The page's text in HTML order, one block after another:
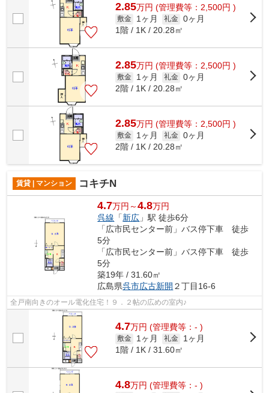
2.85万円 (管理費等：2,500円 )
敷金 1ヶ月 礼金 0ヶ月
1階 / 1K / 20.28㎡
2.85万円 (管理費等：2,500円 )
敷金 1ヶ月 礼金 0ヶ月
2階 / 1K / 20.28㎡
2.85万円 (管理費等：2,500円 )
敷金 1ヶ月 礼金 0ヶ月
2階 / 1K / 20.28㎡
賃貸 | マンション コキチN
4.7万円～4.8万円
呉線 「新広 」駅 徒歩6分
「広市民センター前」バス停下車 徒歩
5分
「広市民センター前」バス停下車 徒歩
5分
築19年 / 31.60㎡
広島県呉市広古新開 ２丁目16-6
全戸南向きのオール電化住宅！９．２帖の広めの室内♪
4.7万円 (管理費等：- )
敷金 1ヶ月 礼金
1ヶ月
1階 / 1K / 31.60㎡
4.8万円 (管理費等：- )